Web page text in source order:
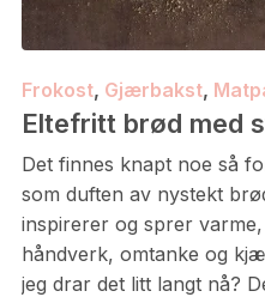
Frokost, Gjærbakst,
Eltefritt brød med
Det finnes knapt noe så
som duften av nystekt
inspirerer og sprer
håndverk, omtanke og
jeg drar det litt langt nå?